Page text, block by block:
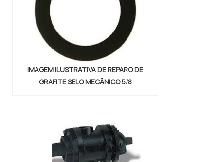
IMAGEM ILUSTRATIVA DE REPARO DE
GRAFITE SELO MECÂNICO 5/8